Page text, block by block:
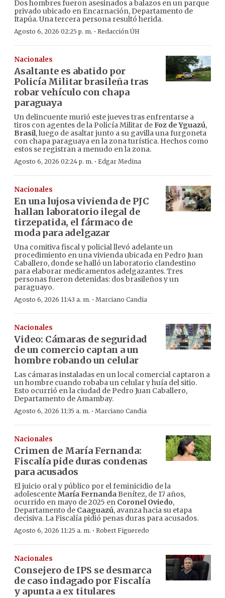
Dos hombres fueron asesinados a balazos en un parque
privado ubicado en Encarnación, Departamento de
Itapúa. Una tercera persona resultó herida.
Agosto 6, 2026 02:25 p. m. · Redacción ÚH
Nacionales
Asaltante es abatido por
Policía Militar brasileña tras
robar vehículo con chapa
paraguaya
Un delincuente murió este jueves tras enfrentarse a
tiros con agentes de la Policía Militar deFoz de Yguazú,
Brasil, luego de asaltar junto a su gavilla una furgoneta
con chapa paraguaya en la zona turística. Hechos como
estos se registran a menudo en la zona.
Agosto 6, 2026 02:24 p. m. · Edgar Medina
Nacionales
En una lujosa vivienda de PJC
hallan laboratorio ilegal de
tirzepatida, el fármaco de
moda para adelgazar
Una comitiva fiscal y policial llevó adelante un
procedimiento en una vivienda ubicada en Pedro Juan
Caballero, donde se halló un laboratorio clandestino
para elaborar medicamentos adelgazantes. Tres
personas fueron detenidas: dos brasileños y un
paraguayo.
Agosto 6, 2026 11:43 a. m. · Marciano Candia
Nacionales
Video: Cámaras de seguridad
de un comercio captan a un
hombre robando un celular
Las cámaras instaladas en un local comercial captaron a
un hombre cuando robaba un celular y huía del sitio.
Esto ocurrió en la ciudad de Pedro Juan Caballero,
Departamento de Amambay.
Agosto 6, 2026 11:35 a. m. · Marciano Candia
Nacionales
Crimen de María Fernanda:
Fiscalía pide duras condenas
para acusados
El juicio oral y público por el feminicidio de la
adolescenteMaría FernandaBenítez, de 17 años,
ocurrido en mayo de 2025 en Coronel Oviedo,
Departamento de Caaguazú, avanza hacia su etapa
decisiva. La Fiscalía pidió penas duras para acusados.
Agosto 6, 2026 11:25 a. m. · Robert Figueredo
Nacionales
Consejero de IPS se desmarca
de caso indagado por Fiscalía
y apunta a ex titulares